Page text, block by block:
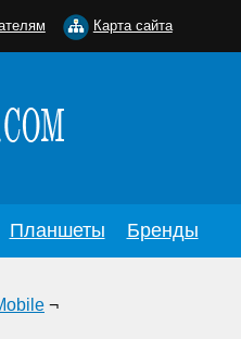
Планшеты Бренды
¬
Карта сайта